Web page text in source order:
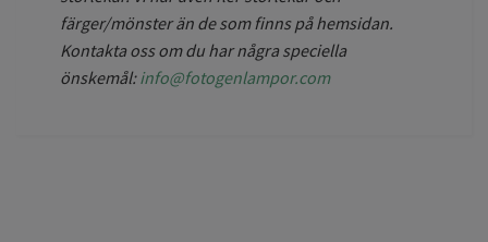
färger/mönster än de som finns på hemsidan.
Kontakta oss om du har några speciella
önskemål:info@fotogenlampor.com